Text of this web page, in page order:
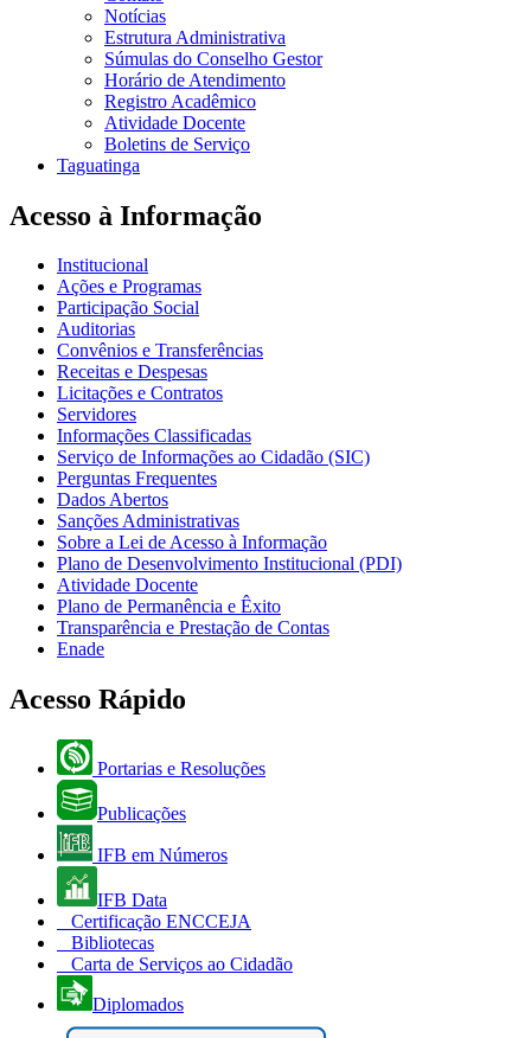
Notícias
Estrutura Administrativa
Súmulas do Conselho Gestor
Horário de Atendimento
Registro Acadêmico
Atividade Docente
Boletins de Serviço
Taguatinga
Acesso à Informação
Institucional
Ações e Programas
Participação Social
Auditorias
Convênios e Transferências
Receitas e Despesas
Licitações e Contratos
Servidores
Informações Classificadas
Serviço de Informações ao Cidadão (SIC)
Perguntas Frequentes
Dados Abertos
Sanções Administrativas
Sobre a Lei de Acesso à Informação
Plano de Desenvolvimento Institucional (PDI)
Atividade Docente
Plano de Permanência e Êxito
Transparência e Prestação de Contas
Enade
Acesso Rápido
Portarias e Resoluções
Publicações
IFB em Números
IFB Data
Certificação ENCCEJA
Bibliotecas
Carta de Serviços ao Cidadão
Diplomados